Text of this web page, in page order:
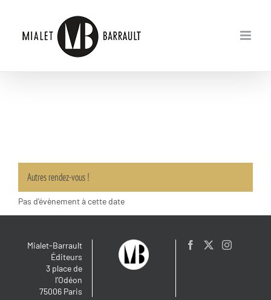
Autres rendez-vous !
Pas d'évènement à cette date
Mialet-Barrault
Éditeurs
3 place de
l’Odéon
75006 Paris